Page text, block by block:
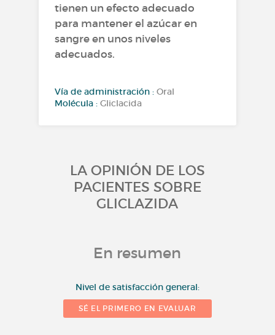
tienen un efecto adecuado
para mantener el azúcar en
sangre en unos niveles
adecuados.
Vía de administración :Oral
Molécula :Gliclacida
LA OPINIÓN DE LOS
PACIENTES SOBRE
GLICLAZIDA
En resumen
Nivel de satisfacción general:
SÉ EL PRIMERO EN EVALUAR